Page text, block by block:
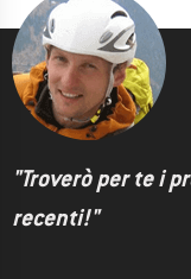
"Troverò per te i
recenti!"